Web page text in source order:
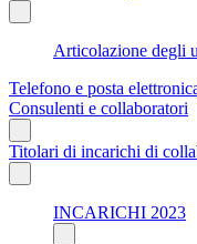
Articolazione degli
Telefono e posta
Consulenti e collaboratori
Titolari di incarichi di
INCARICHI 2023